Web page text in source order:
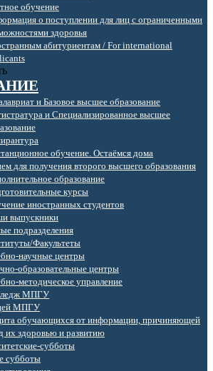
обучение
о поступлении для лиц с ограниченными
здоровья
абитуриентам / For international
и Базовое высшее образование
и Специализированное высшее
обучение. Остаёмся дома
для получения второго высшего образования
образование
курсы
иностранных студентов
выпускники
подразделения
Факультеты
научные центры
образовательные центры
методическое управление
МПГУ
МПГУ
обучающихся от информации, причиняющей
их здоровью и развитию